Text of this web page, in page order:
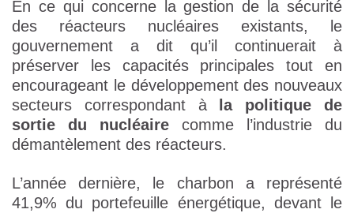
En ce qui concerne la gestion de la sécurité
des réacteurs nucléaires existants, le
gouvernement a dit qu’il continuerait à
préserver les capacités principales tout en
encourageant le développement des nouveaux
secteurs correspondant à
la politique de
sortie du nucléaire comme l’industrie du
démantèlement des réacteurs.
L’année dernière, le charbon a représenté
41,9% du portefeuille énergétique, devant le